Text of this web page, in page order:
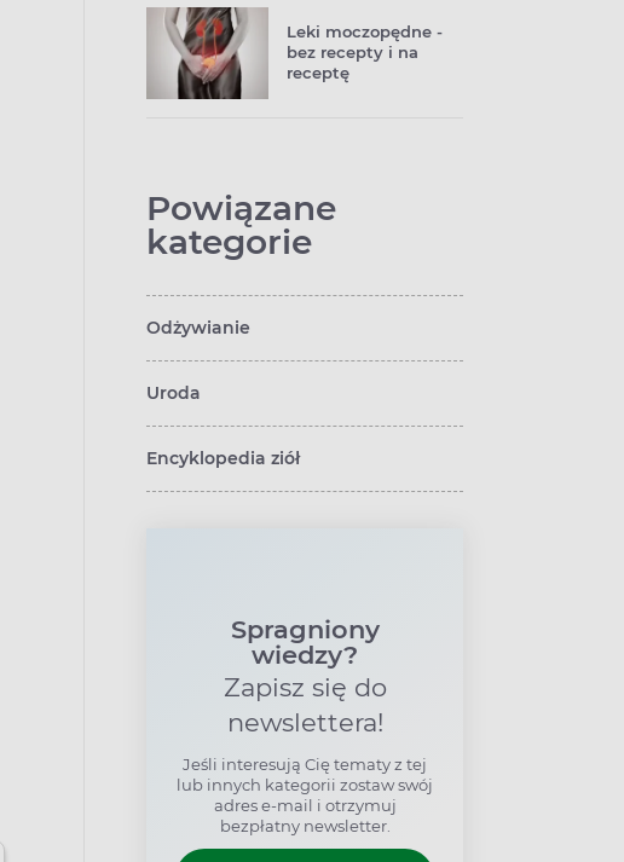
Leki moczopędne -
bez recepty i na
receptę
Powiązane
kategorie
Odżywianie
Uroda
Encyklopedia ziół
Spragniony
wiedzy?
Zapisz się do
newslettera!
Jeśli interesują Cię tematy z tej
lub innych kategorii zostaw swój
adres e-mail i otrzymuj
bezpłatny newsletter.